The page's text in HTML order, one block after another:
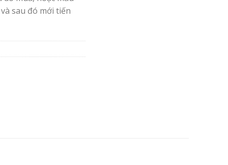
sau đó mới tiến